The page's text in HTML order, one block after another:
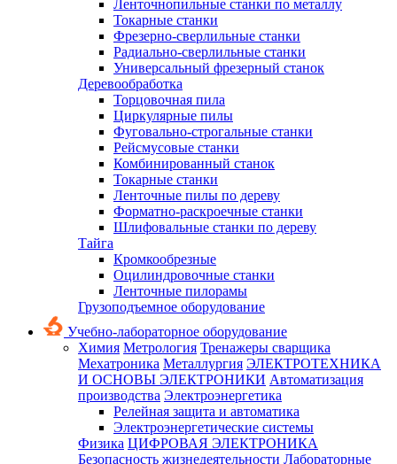
Ленточнопильные станки по металлу
Токарные станки
Фрезерно-сверлильные станки
Радиально-сверлильные станки
Универсальный фрезерный станок
Деревообработка
Торцовочная пила
Циркулярные пилы
Фуговально-строгальные станки
Рейсмусовые станки
Комбинированный станок
Токарные станки
Ленточные пилы по дереву
Форматно-раскроечные станки
Шлифовальные станки по дереву
Тайга
Кромкообрезные
Оцилиндровочные станки
Ленточные пилорамы
Грузоподъемное оборудование
Учебно-лабораторное оборудование
Химия Метрология Тренажеры сварщика
Мехатроника Металлургия ЭЛЕКТРОТЕХНИКА
И ОСНОВЫ ЭЛЕКТРОНИКИ Автоматизация
производства Электроэнергетика
Релейная защита и автоматика
Электроэнергетические системы
Физика ЦИФРОВАЯ ЭЛЕКТРОНИКА
Безопасность жизнедеятельности Лабораторные